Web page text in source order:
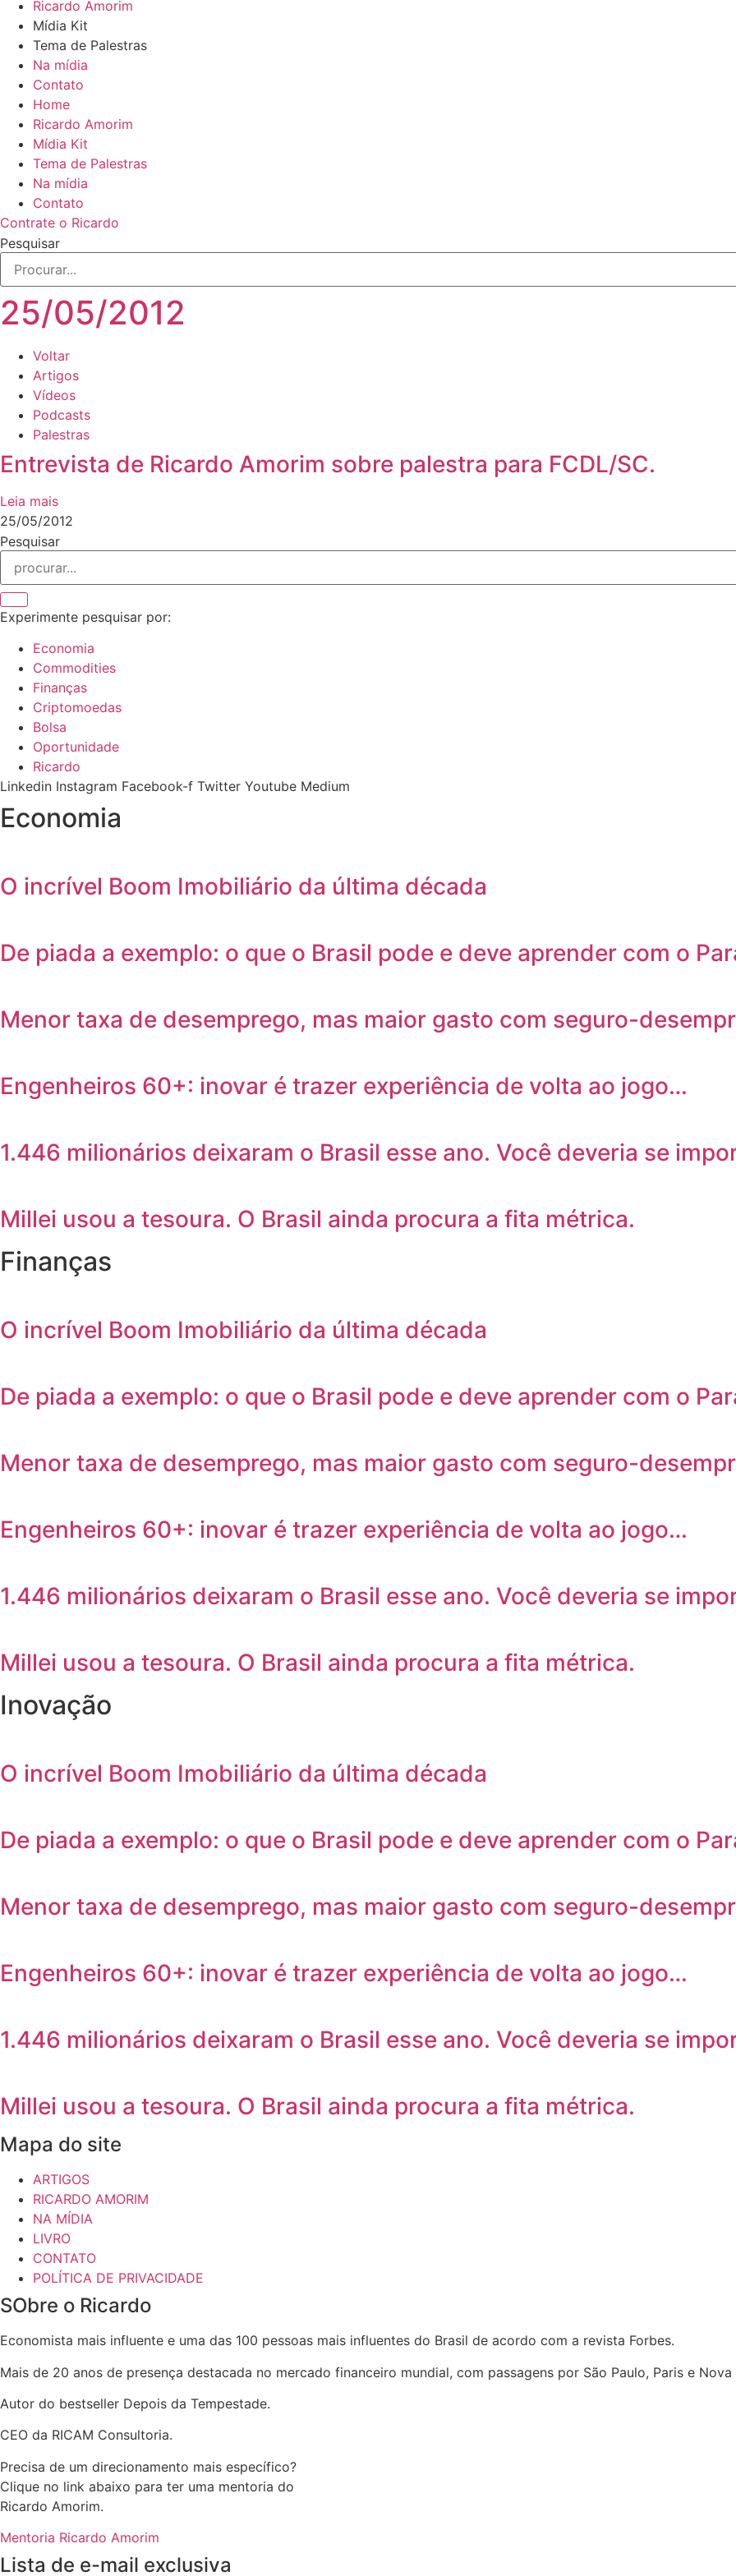
Ricardo Amorim
Mídia Kit
Tema de Palestras
Na mídia
Contato
Home
Ricardo Amorim
Mídia Kit
Tema de Palestras
Na mídia
Contato
Contrate o Ricardo
Pesquisar
25/05/2012
Voltar
Artigos
Vídeos
Podcasts
Palestras
Entrevista de Ricardo Amorim sobre palestra para FCDL/SC.
Leia mais
25/05/2012
Pesquisar
Experimente pesquisar por:
Economia
Commodities
Finanças
Criptomoedas
Bolsa
Oportunidade
Ricardo
Linkedin Instagram Facebook-f Twitter Youtube Medium
Economia
O incrível Boom Imobiliário da última década
De piada a exemplo: o que o Brasil pode e deve aprender com o
Menor taxa de desemprego, mas maior gasto com seguro-
Engenheiros 60+: inovar é trazer experiência de volta ao jogo…
1.446 milionários deixaram o Brasil esse ano. Você deveria se
Millei usou a tesoura. O Brasil ainda procura a fita métrica.
Finanças
O incrível Boom Imobiliário da última década
De piada a exemplo: o que o Brasil pode e deve aprender com o
Menor taxa de desemprego, mas maior gasto com seguro-
Engenheiros 60+: inovar é trazer experiência de volta ao jogo…
1.446 milionários deixaram o Brasil esse ano. Você deveria se
Millei usou a tesoura. O Brasil ainda procura a fita métrica.
Inovação
O incrível Boom Imobiliário da última década
De piada a exemplo: o que o Brasil pode e deve aprender com o
Menor taxa de desemprego, mas maior gasto com seguro-
Engenheiros 60+: inovar é trazer experiência de volta ao jogo…
1.446 milionários deixaram o Brasil esse ano. Você deveria se
Millei usou a tesoura. O Brasil ainda procura a fita métrica.
Mapa do site
ARTIGOS
RICARDO AMORIM
NA MÍDIA
LIVRO
CONTATO
POLÍTICA DE PRIVACIDADE
SObre o Ricardo
Economista mais influente e uma das 100 pessoas mais influentes do Brasil de acordo com a revista Forbes.
Mais de 20 anos de presença destacada no mercado financeiro mundial, com passagens por São Paulo, Paris e Nova
Autor do bestseller Depois da Tempestade.
CEO da RICAM Consultoria.
Precisa de um direcionamento mais específico?
Clique no link abaixo para ter uma mentoria do
Ricardo Amorim.
Mentoria Ricardo Amorim
Lista de e-mail exclusiva